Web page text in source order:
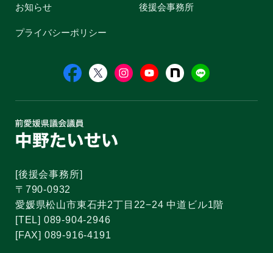
お知らせ 後援会事務所
プライバシーポリシー
[後援会事務所]
〒790-0932
愛媛県松山市東石井2丁目22−24 中道ビル1階
[TEL] 089-904-2946
[FAX] 089-916-4191